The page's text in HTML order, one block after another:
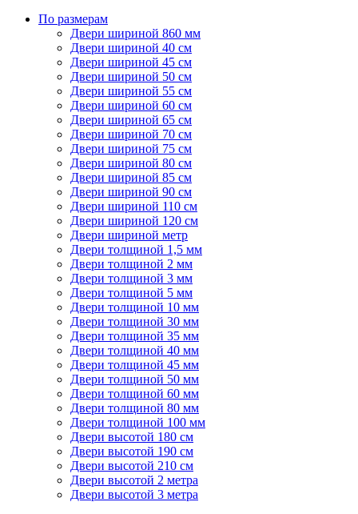
По размерам
Двери шириной 860 мм
Двери шириной 40 см
Двери шириной 45 см
Двери шириной 50 см
Двери шириной 55 см
Двери шириной 60 см
Двери шириной 65 см
Двери шириной 70 см
Двери шириной 75 см
Двери шириной 80 см
Двери шириной 85 см
Двери шириной 90 см
Двери шириной 110 см
Двери шириной 120 см
Двери шириной метр
Двери толщиной 1,5 мм
Двери толщиной 2 мм
Двери толщиной 3 мм
Двери толщиной 5 мм
Двери толщиной 10 мм
Двери толщиной 30 мм
Двери толщиной 35 мм
Двери толщиной 40 мм
Двери толщиной 45 мм
Двери толщиной 50 мм
Двери толщиной 60 мм
Двери толщиной 80 мм
Двери толщиной 100 мм
Двери высотой 180 см
Двери высотой 190 см
Двери высотой 210 см
Двери высотой 2 метра
Двери высотой 3 метра